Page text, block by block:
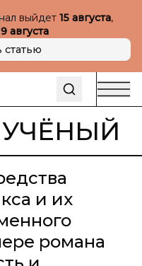
выйдет 15 августа,
августа
статью
и их
романа